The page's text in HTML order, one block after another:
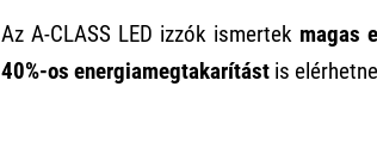
Az A-CLASS LED izzók ismertek magas
40%-os energiamegtakarítást is